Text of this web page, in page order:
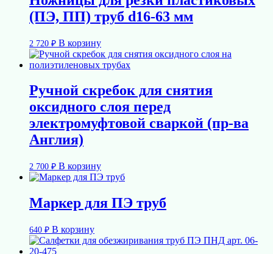
(ПЭ, ПП) труб d16-63 мм
2 720 ₽ В корзину
Ручной скребок для снятия
оксидного слоя перед
электромуфтовой сваркой (пр-ва
Англия)
2 700 ₽ В корзину
Маркер для ПЭ труб
640 ₽ В корзину